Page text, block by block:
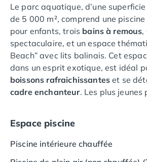
Camping Le Barcarès
Camping Perpignan
Camping Saint-Cyprien
Camping Limousin
Camping Corrèze
Camping Lorraine
Camping Vosges
Camping Midi-Pyrénées
Camping Nant
Camping Saint-Amans-des-Cots
Camping Gers
Le parc aquatique, d’une
de 5 000 m², comprend une
pour enfants, trois bains à remous,
spectaculaire, et un espace
Beach” avec lits balinais. Cet
dans un esprit exotique, est idéal
boissons rafraichissantes et se
cadre enchanteur. Les plus jeunes
complet avec sauna, hammam,
piscine intérieure chauffée avec
Espace piscine
Piscine intérieure chauffée